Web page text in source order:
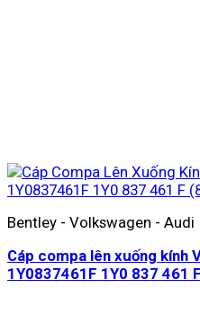
Bentley - Volkswagen - Audi
Cáp compa lên xuống kính
1Y0837461F 1Y0 837 461 F